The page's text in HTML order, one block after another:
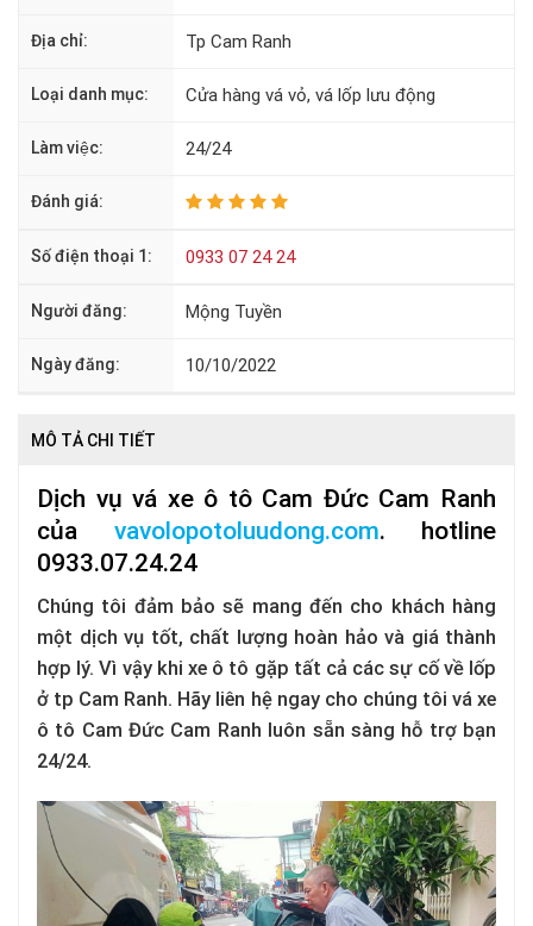
Địa chỉ: Tp Cam Ranh
Loại danh mục: Cửa hàng vá vỏ, vá lốp lưu động
Làm việc: 24/24
Đánh giá:
Số điện thoại 1: 0933 07 24 24
Người đăng: Mộng Tuyền
Ngày đăng: 10/10/2022
MÔ TẢ CHI TIẾT
Dịch vụ vá xe ô tô Cam Đức Cam Ranh
của vavolopotoluudong.com.
hotline
0933.07.24.24
Chúng tôi đảm bảo sẽ mang đến cho khách hàng
một dịch vụ tốt, chất lượng hoàn hảo và giá thành
hợp lý. Vì vậy khi xe ô tô gặp tất cả các sự cố về lốp
ở tp Cam Ranh. Hãy liên hệ ngay cho chúng tôi vá xe
ô tô Cam Đức Cam Ranh luôn sẵn sàng hỗ trợ bạn
24/24.